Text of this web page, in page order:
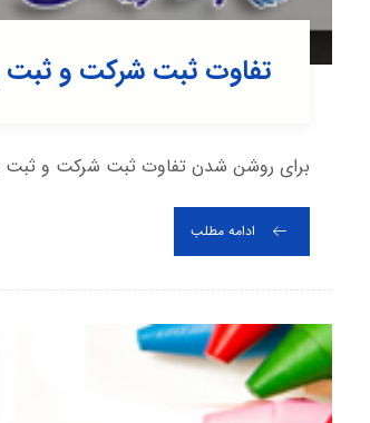
تفاوت ثبت شرکت و ثبت
برای روشن شدن تفاوت ثبت شرکت و ثبت
ادامه مطلب